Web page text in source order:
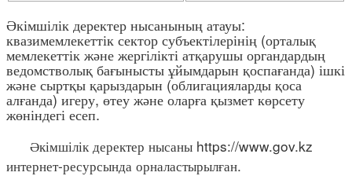
Әкімшілік деректер нысанының атауы:
квазимемлекеттік сектор субъектілерінің (орталық
мемлекеттік және жергілікті атқарушы органдардың
ведомстволық бағынысты ұйымдарын қоспағанда) ішкі
және сыртқы қарыздарын (облигацияларды қоса
алғанда) игеру, өтеу және оларға қызмет көрсету
жөніндегі есеп.
Әкімшілік деректер нысаны https://www.gov.kz
интернет-ресурсында орналастырылған.